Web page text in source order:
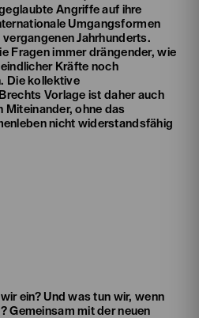
Angriffe auf ihre
Umgangsformen
Jahrhunderts.
Fragen immer drängender, wie
Kräfte noch
Die kollektive
Vorlage ist daher auch
Miteinander, ohne das
nicht widerstandsfähig
ein? Und was tun wir, wenn
Gemeinsam mit der neuen